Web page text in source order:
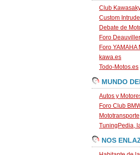
Club
Custom
Debate de
Foro
Foro YAMAHA
kawa.es
Todo-Motos.es
MUNDO
Autos y
Foro Club
Mototransporte
TuningPedia,
NOS